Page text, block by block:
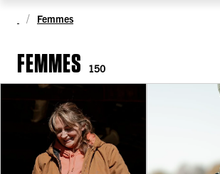
Femmes
FEMMES 150